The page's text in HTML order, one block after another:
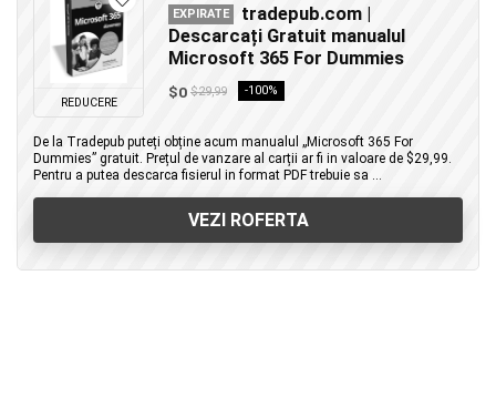
REDUCERE
EXPIRATE
tradepub.com |
Descarcați Gratuit manualul
Microsoft 365 For Dummies
$0 $29,99 -100%
De la Tradepub puteți obține acum manualul „Microsoft 365 For
Dummies” gratuit. Prețul de vanzare al carții ar fi in valoare de $29,99.
Pentru a putea descarca fisierul in format PDF trebuie sa ...
VEZI ROFERTA